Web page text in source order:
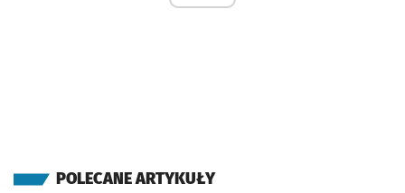
POLECANE ARTYKUŁY